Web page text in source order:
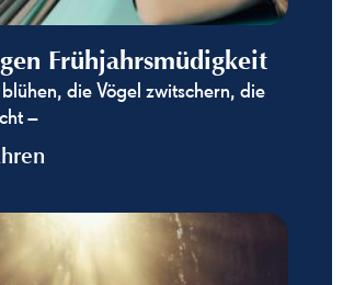
Frühjahrsmüdigkeit
die Vögel zwitschern, die
–